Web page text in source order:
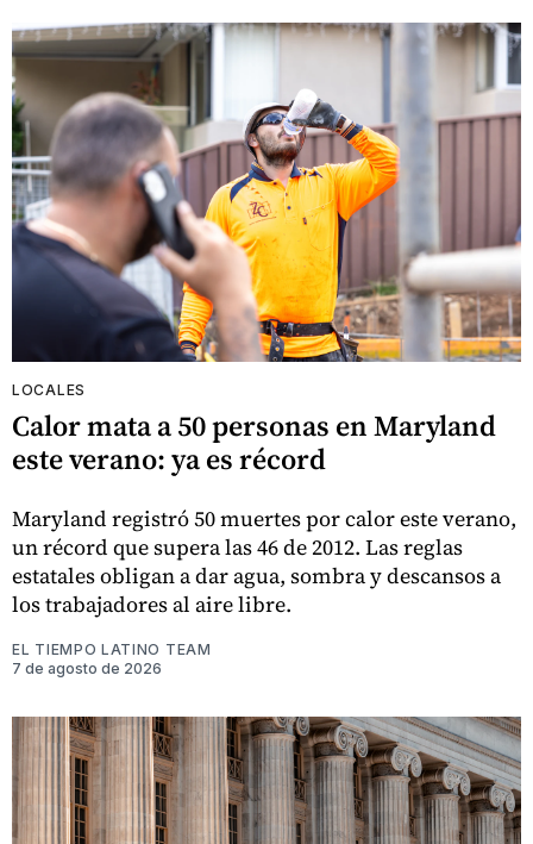
LOCALES
Calor mata a 50 personas en Maryland
este verano: ya es récord
Maryland registró 50 muertes por calor este verano,
un récord que supera las 46 de 2012. Las reglas
estatales obligan a dar agua, sombra y descansos a
los trabajadores al aire libre.
EL TIEMPO LATINO TEAM
7 de agosto de 2026